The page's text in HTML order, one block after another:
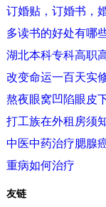
订婚贴，订婚书，
多读书的好处有哪
湖北本科专科高职
改变命运一百天实
熬夜眼窝凹陷眼皮
打工族在外租房须
中医中药治疗腮腺
重病如何治疗
友链